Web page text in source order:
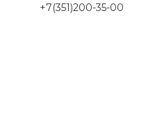
+7(351)200-35-00